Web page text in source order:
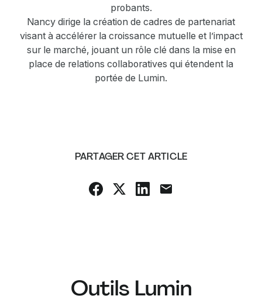
probants.
Nancy dirige la création de cadres de partenariat
visant à accélérer la croissance mutuelle et l’impact
sur le marché, jouant un rôle clé dans la mise en
place de relations collaboratives qui étendent la
portée de Lumin.
PARTAGER CET ARTICLE
Outils Lumin